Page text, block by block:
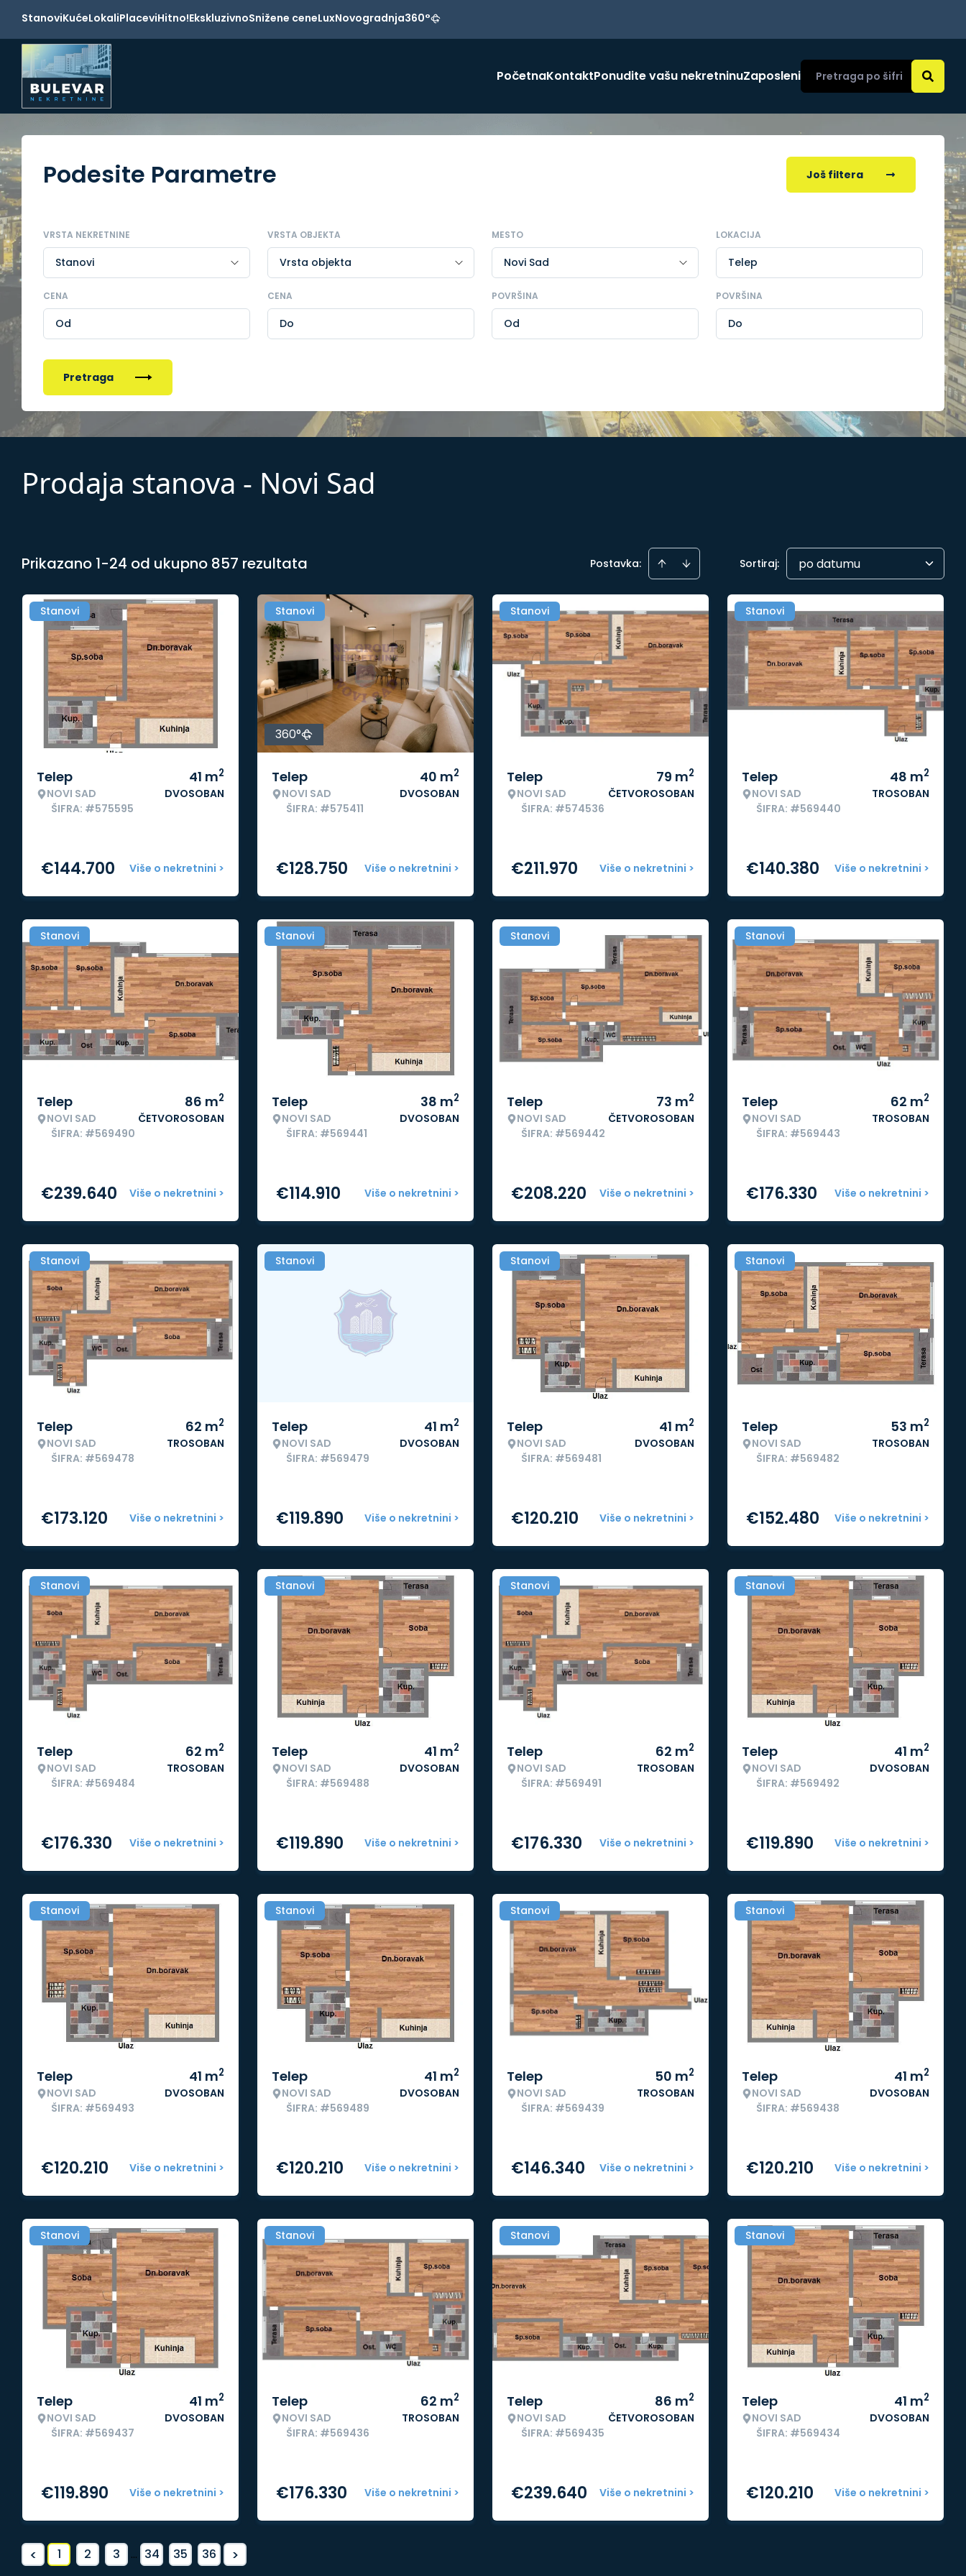
StanoviKućeLokaliPlaceviHitno!EkskluzivnoSnižene ceneLuxNovogradnja360°
PočetnaKontaktPonudite vašu nekretninuZaposleni
Podesite Parametre Još filtera
VRSTA NEKRETNINE VRSTA OBJEKTA MESTO LOKACIJA
Telep
CENA CENA POVRŠINA POVRŠINA
Pretraga
Prodaja stanova - Novi Sad
Prikazano 1-24 od ukupno 857 rezultata Postavka: Sortiraj: po datumu
Stanovi
Telep
NOVI SAD
ŠIFRA: #575595
41 m2
DVOSOBAN
Više o nekretnini >
€144.700
Stanovi
360°
Telep
NOVI SAD
ŠIFRA: #575411
40 m2
DVOSOBAN
Više o nekretnini >
€128.750
Stanovi
Telep
NOVI SAD
ŠIFRA: #574536
79 m2
ČETVOROSOBAN
Više o nekretnini >
€211.970
Stanovi
Telep
NOVI SAD
ŠIFRA: #569440
48 m2
TROSOBAN
Više o nekretnini >
€140.380
Stanovi
Telep
NOVI SAD
ŠIFRA: #569490
86 m2
ČETVOROSOBAN
Više o nekretnini >
€239.640
Stanovi
Telep
NOVI SAD
ŠIFRA: #569441
38 m2
DVOSOBAN
Više o nekretnini >
€114.910
Stanovi
Telep
NOVI SAD
ŠIFRA: #569442
73 m2
ČETVOROSOBAN
Više o nekretnini >
€208.220
Stanovi
Telep
NOVI SAD
ŠIFRA: #569443
62 m2
TROSOBAN
Više o nekretnini >
€176.330
Stanovi
Telep
NOVI SAD
ŠIFRA: #569478
62 m2
TROSOBAN
Više o nekretnini >
€173.120
Stanovi
Telep
NOVI SAD
ŠIFRA: #569479
41 m2
DVOSOBAN
Više o nekretnini >
€119.890
Stanovi
Telep
NOVI SAD
ŠIFRA: #569481
41 m2
DVOSOBAN
Više o nekretnini >
€120.210
Stanovi
Telep
NOVI SAD
ŠIFRA: #569482
53 m2
TROSOBAN
Više o nekretnini >
€152.480
Stanovi
Telep
NOVI SAD
ŠIFRA: #569484
62 m2
TROSOBAN
Više o nekretnini >
€176.330
Stanovi
Telep
NOVI SAD
ŠIFRA: #569488
41 m2
DVOSOBAN
Više o nekretnini >
€119.890
Stanovi
Telep
NOVI SAD
ŠIFRA: #569491
62 m2
TROSOBAN
Više o nekretnini >
€176.330
Stanovi
Telep
NOVI SAD
ŠIFRA: #569492
41 m2
DVOSOBAN
Više o nekretnini >
€119.890
Stanovi
Telep
NOVI SAD
ŠIFRA: #569493
41 m2
DVOSOBAN
Više o nekretnini >
€120.210
Stanovi
Telep
NOVI SAD
ŠIFRA: #569489
41 m2
DVOSOBAN
Više o nekretnini >
€120.210
Stanovi
Telep
NOVI SAD
ŠIFRA: #569439
50 m2
TROSOBAN
Više o nekretnini >
€146.340
Stanovi
Telep
NOVI SAD
ŠIFRA: #569438
41 m2
DVOSOBAN
Više o nekretnini >
€120.210
Stanovi
Telep
NOVI SAD
ŠIFRA: #569437
41 m2
DVOSOBAN
Više o nekretnini >
€119.890
Stanovi
Telep
NOVI SAD
ŠIFRA: #569436
62 m2
TROSOBAN
Više o nekretnini >
€176.330
Stanovi
Telep
NOVI SAD
ŠIFRA: #569435
86 m2
ČETVOROSOBAN
Više o nekretnini >
€239.640
Stanovi
Telep
NOVI SAD
ŠIFRA: #569434
41 m2
DVOSOBAN
Više o nekretnini >
€120.210
< 1 2 3 ... 34 35 36 >